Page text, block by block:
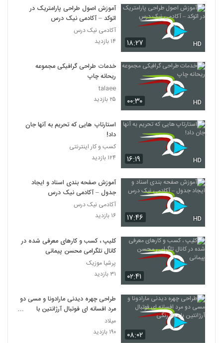
۱۸:۲۷ HD
آموزش اصول طراحی پارامتریک در
اتوکد – آکادمی نیک درس
آکادمی نیک درس
۱۴ بازدید
۰۰:۳۰ HD
خدمات طراحی گرافیکی مجموعه
ریحانه چاپ
talaee
۲۵ بازدید
۱۶:۱۹ HD
استارتاپ هایی که تحریم به آنها جان
داد!
کسب و کار اینترنتی
۱۲۴ بازدید
۱۷:۴۶ HD
آموزش صفحه بندی اسناد و ایجاد
جدول – آکادمی نیک درس
آکادمی نیک درس
۱۶ بازدید
۰۲:۴۱
کلیپ ، کسب و کارهای معرفی شده در
کانال تلگرامی محسن پیمانی
پرشیا موزیک
۳۱ بازدید
۰۸:۰۲
طراحی چهره دیدنی مارادونا و مسی دو
مرد افسانه ای فوتبال آرژانتین با
مدادرنگی
میلاد
۱۹۰ بازدید